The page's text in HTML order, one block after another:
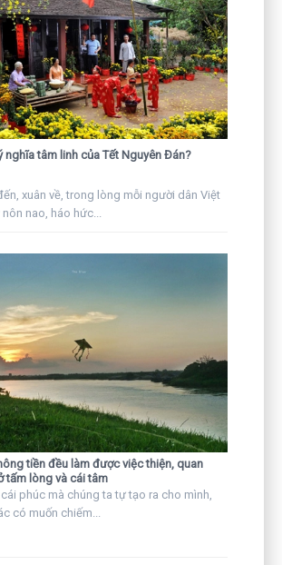
nghĩa tâm linh của Tết Nguyên Đán?
xuân về, trong lòng mỗi người dân Việt
nao, háo hức...
tiền đều làm được việc thiện, quan
tấm lòng và cái tâm
phúc mà chúng ta tự tạo ra cho mình,
có muốn chiếm...